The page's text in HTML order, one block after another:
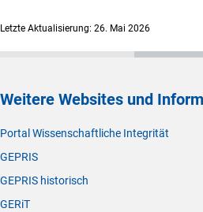
Letzte Aktualisierung: 26. Mai 2026
Weitere Websites und
Portal Wissenschaftliche Integrität
GEPRIS
GEPRIS historisch
GERiT